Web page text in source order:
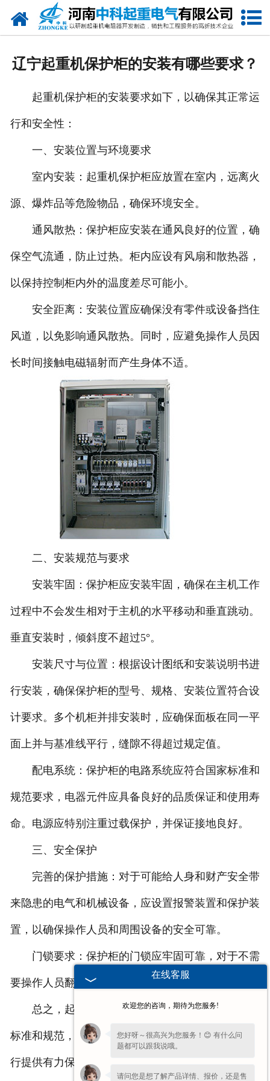
网站首页
公司风采
联系我们
辽宁起重机保护柜的安装有哪些要求？
起重机保护柜的安装要求如下，以确保其正常运
行和安全性：
一、安装位置与环境要求
室内安装：起重机保护柜应放置在室内，远离火
源、爆炸品等危险物品，确保环境安全。
通风散热：保护柜应安装在通风良好的位置，确
保空气流通，防止过热。柜内应设有风扇和散热器，
以保持控制柜内外的温度差尽可能小。
安全距离：安装位置应确保没有零件或设备挡住
风道，以免影响通风散热。同时，应避免操作人员因
长时间接触电磁辐射而产生身体不适。
二、安装规范与要求
安装牢固：保护柜应安装牢固，确保在主机工作
过程中不会发生相对于主机的水平移动和垂直跳动。
垂直安装时，倾斜度不超过5°。
安装尺寸与位置：根据设计图纸和安装说明书进
行安装，确保保护柜的型号、规格、安装位置符合设
计要求。多个机柜并排安装时，应确保面板在同一平
面上并与基准线平行，缝隙不得超过规定值。
配电系统：保护柜的电路系统应符合国家标准和
规范要求，电器元件应具备良好的品质保证和使用寿
命。电源应特别注重过载保护，并保证接地良好。
三、安全保护
完善的保护措施：对于可能给人身和财产安全带
来隐患的电气和机械设备，应设置报警装置和保护装
置，以确保操作人员和周围设备的安全可靠。
门锁要求：保护柜的门锁应牢固可靠，对于不需
要操作人员翻开的设备，应设置双重保护措施。
总之，起重机保护柜的安装要求应严格遵循相关
标准和规范，确保安装质量，为起重机的安全稳定运
行提供有力保障。
在线客服
欢迎您的咨询，期待为您服务!
您好呀～很高兴为您服务！😊 有什么问
题都可以跟我说哦。
请问您是想了解产品详情、报价，还是售